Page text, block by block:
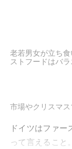
老若男女が立ち
ストフードはバ
市場やクリスマ
ドイツはファ
って言えること